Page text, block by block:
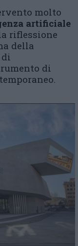
molto
artificiale
riflessione
della
di
di